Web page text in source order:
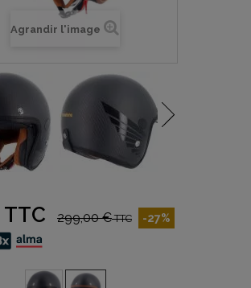
Agrandir l'image
TTC 299,00 €TTC -27%